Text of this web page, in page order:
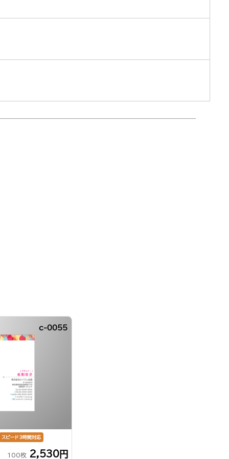
c-0055
スピード3時間対応
100枚 2,530円